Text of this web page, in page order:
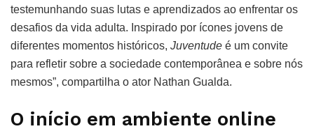
testemunhando suas lutas e aprendizados ao enfrentar os
desafios da vida adulta. Inspirado por ícones jovens de
diferentes momentos históricos, Juventude é um convite
para refletir sobre a sociedade contemporânea e sobre nós
mesmos”, compartilha o ator Nathan Gualda.
O início em ambiente online